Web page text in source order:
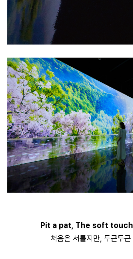
Pit a pat, The soft
처음은 서툴지만, 두근두근